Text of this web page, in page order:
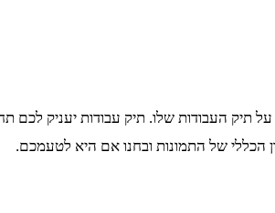
תיק העבודות שלו. תיק עבודות יעניק לכם
הכללי של התמונות ובחנו אם היא לטעמכם.